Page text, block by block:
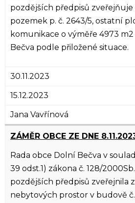
pozdějších předpisů
pozemek p. č. 2643/5, ostatní
komunikace o výměře 4973
Bečva podle přiložené situace.
30.11.2023
15.12.2023
Jana Vavřínová
ZÁMĚR OBCE ZE DNE
Rada obce Dolní Bečva v
39 odst.1) zákona č. 128/
pozdějších předpisů zveřejnila
nebytových prostor v budově